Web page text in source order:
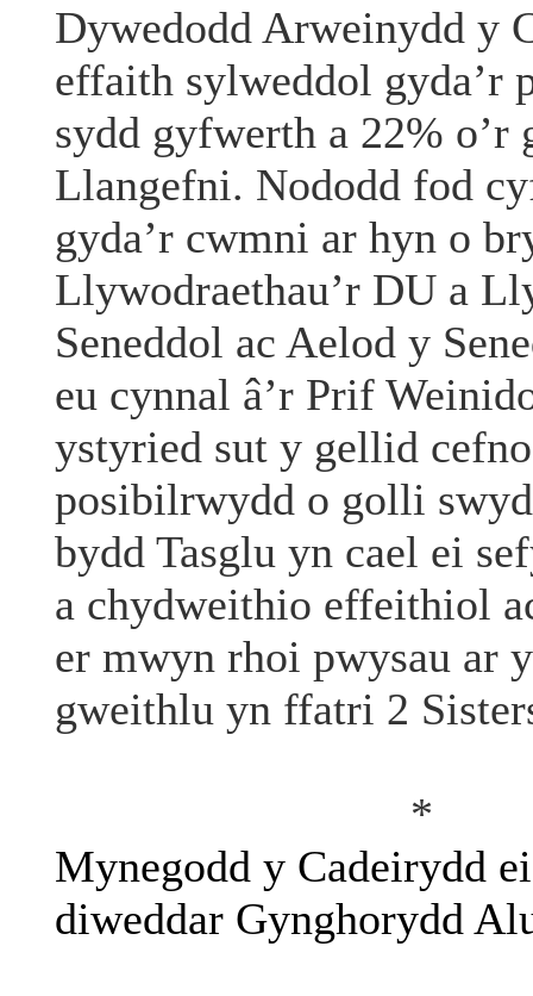
Dywedodd Arweinydd y
effaith sylweddol
sydd gyfwerth a 22%
Llangefni. Nododd fod
gyda’r cwmni ar hyn o
Llywodraethau’r DU a
Seneddol ac Aelod y
eu cynnal â’r Prif
ystyried sut y gellid
posibilrwydd o golli
bydd Tasglu yn cael ei
a chydweithio effeithiol
er mwyn rhoi pwysau ar
gweithlu yn ffatri 2
*
Mynegodd y Cadeirydd
diweddar Gynghorydd